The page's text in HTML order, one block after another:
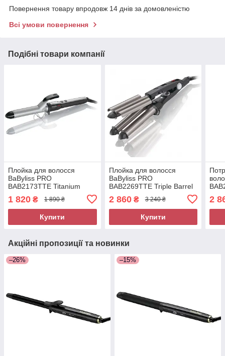
Повернення товару впродовж 14 днів за домовленістю
Всі умови повернення
Подібні товари компанії
Плойка для волосся
BaByliss PRO
BAB2173TTE Titanium
1 820 ₴ 1 890 ₴
Купити
Плойка для волосся
BaByliss PRO
BAB2269TTE Triple Barrel
2 860₴ 3 240 ₴
Купити
2
Акційні пропозиції та новинки
–26% –15%